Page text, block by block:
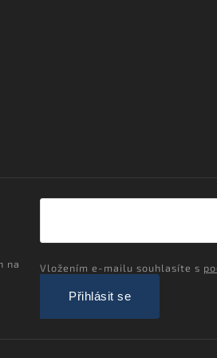
na
Vložením e-mailu souhlasíte s
Přihlásit se